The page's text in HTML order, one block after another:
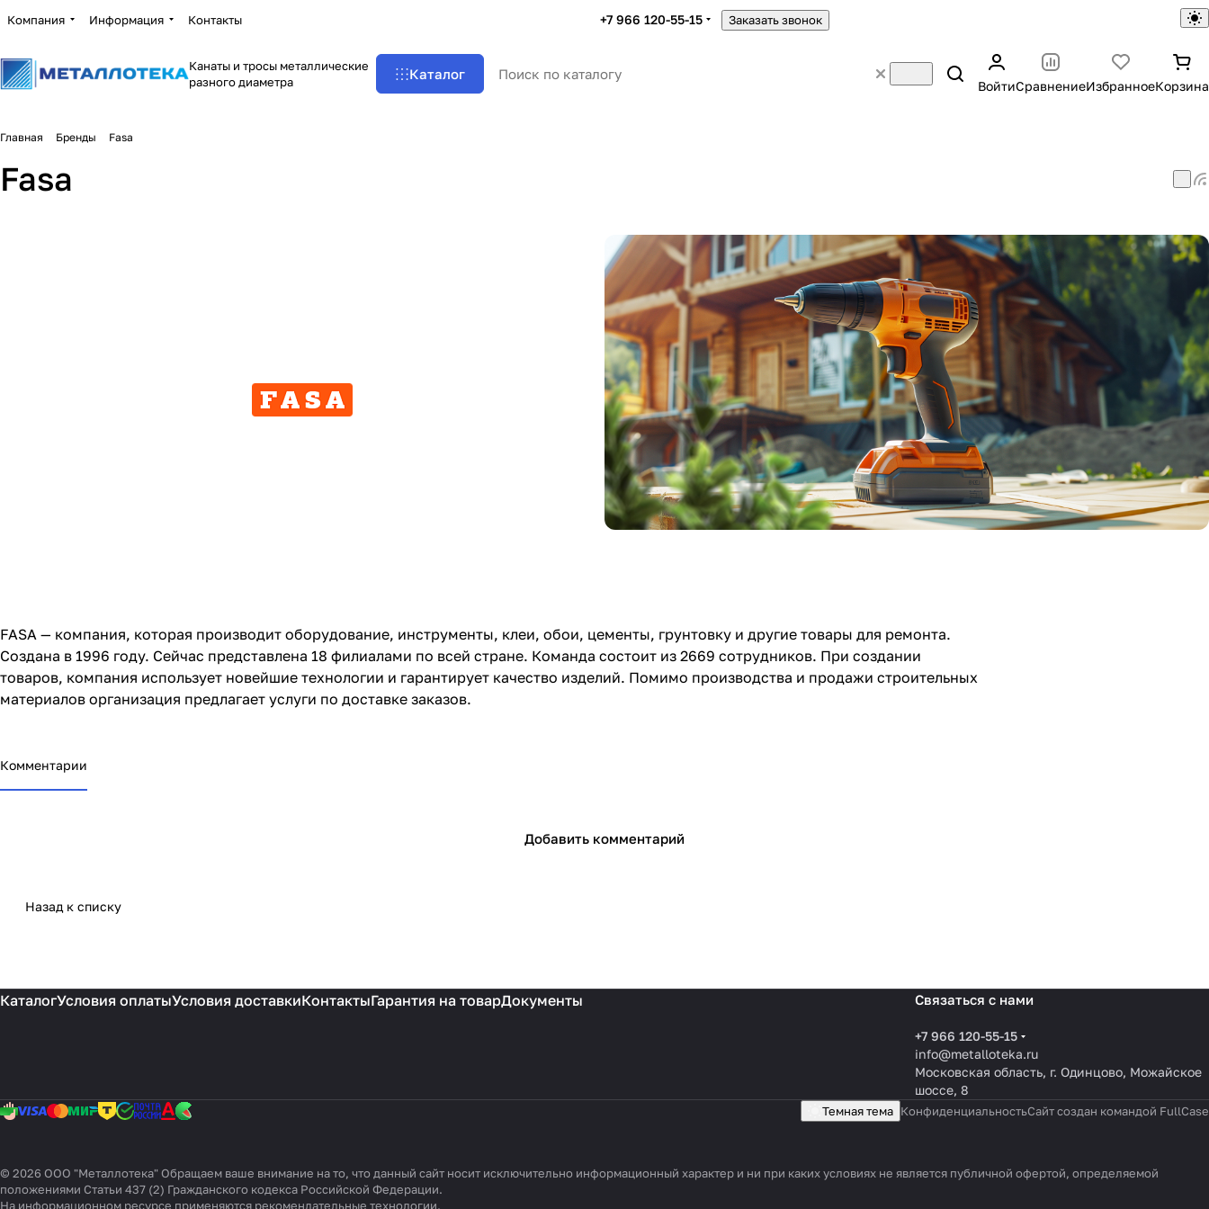
Компания Информация Контакты +7 966 120-55-15 Заказать звонок
Канаты и тросы металлические
разного диаметра
Каталог
ВойтиСравнениеИзбранноеКорзина
Главная Бренды Fasa
Fasa
FASA — компания, которая производит оборудование, инструменты, клеи, обои, цементы, грунтовку и другие товары для ремонта.
Создана в 1996 году. Сейчас представлена 18 филиалами по всей стране. Команда состоит из 2669 сотрудников. При создании
товаров, компания использует новейшие технологии и гарантирует качество изделий. Помимо производства и продажи строительных
материалов организация предлагает услуги по доставке заказов.
Комментарии
Добавить комментарий
Назад к списку
КаталогУсловия оплатыУсловия доставкиКонтактыГарантия на товарДокументы Связаться с нами
+7 966 120-55-15
info@metalloteka.ru
Московская область, г. Одинцово, Можайское
шоссе, 8
Темная тема КонфиденциальностьСайт создан командой FullCase
© 2026 ООО "Металлотека" Обращаем ваше внимание на то, что данный сайт носит исключительно информационный характер и ни при каких условиях не является публичной офертой, определяемой
положениями Статьи 437 (2) Гражданского кодекса Российской Федерации.
На информационном ресурсе применяются рекомендательные технологии.